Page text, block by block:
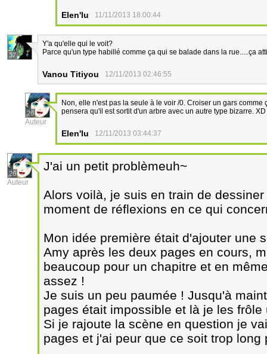
Elen'lu 11/11/2013 18:00:44
37
Y'a qu'elle qui le voit?
Parce qu'un type habillé comme ça qui se balade dans la rue.....ça
Vanou Titiyou 12/11/2013 02:46:55
26
Auteur
Non, elle n'est pas la seule à le voir /0. Croiser un gars
pensera qu'il est sortit d'un arbre avec un autre type bizarre. XD
Elen'lu 12/11/2013 03:44:37
26
Auteur
J'ai un petit problèmeuh~
Alors voilà, je suis en train de
moment de réflexions en ce qui
Mon idée première était d'ajouter une
Amy après les deux pages en cours,
beaucoup pour un chapitre et en
assez !
Je suis un peu paumée ! Jusqu'à
pages était impossible et là je les frôle
Si je rajoute la scène en question je
pages et j'ai peur que ce soit trop long